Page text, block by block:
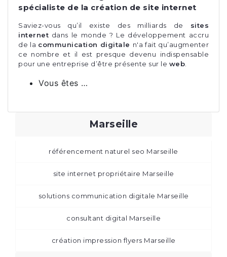
spécialiste de la création de site internet
Saviez-vous qu’il existe des milliards de sites
internet dans le monde ? Le développement accru
de la communication digitale n'a fait qu’augmenter
ce nombre et il est presque devenu indispensable
pour une entreprise d’être présente sur le web
Vous êtes …
Marseille
référencement naturel seo Marseille
site internet propriétaire Marseille
solutions communication digitale Marseille
consultant digital Marseille
création impression flyers Marseille